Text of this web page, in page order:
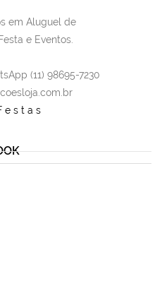
em Aluguel de
e Eventos.
(11) 98695-7230